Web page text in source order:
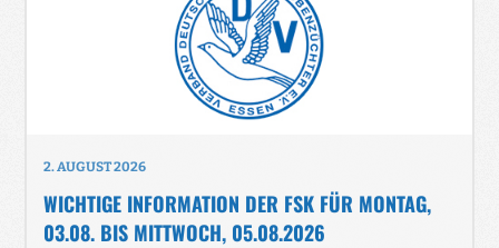
2. AUGUST 2026
WICHTIGE INFORMATION DER FSK FÜR MONTAG,
03.08. BIS MITTWOCH, 05.08.2026